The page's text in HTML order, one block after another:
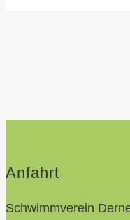
Anfahrt
Schwimmverein